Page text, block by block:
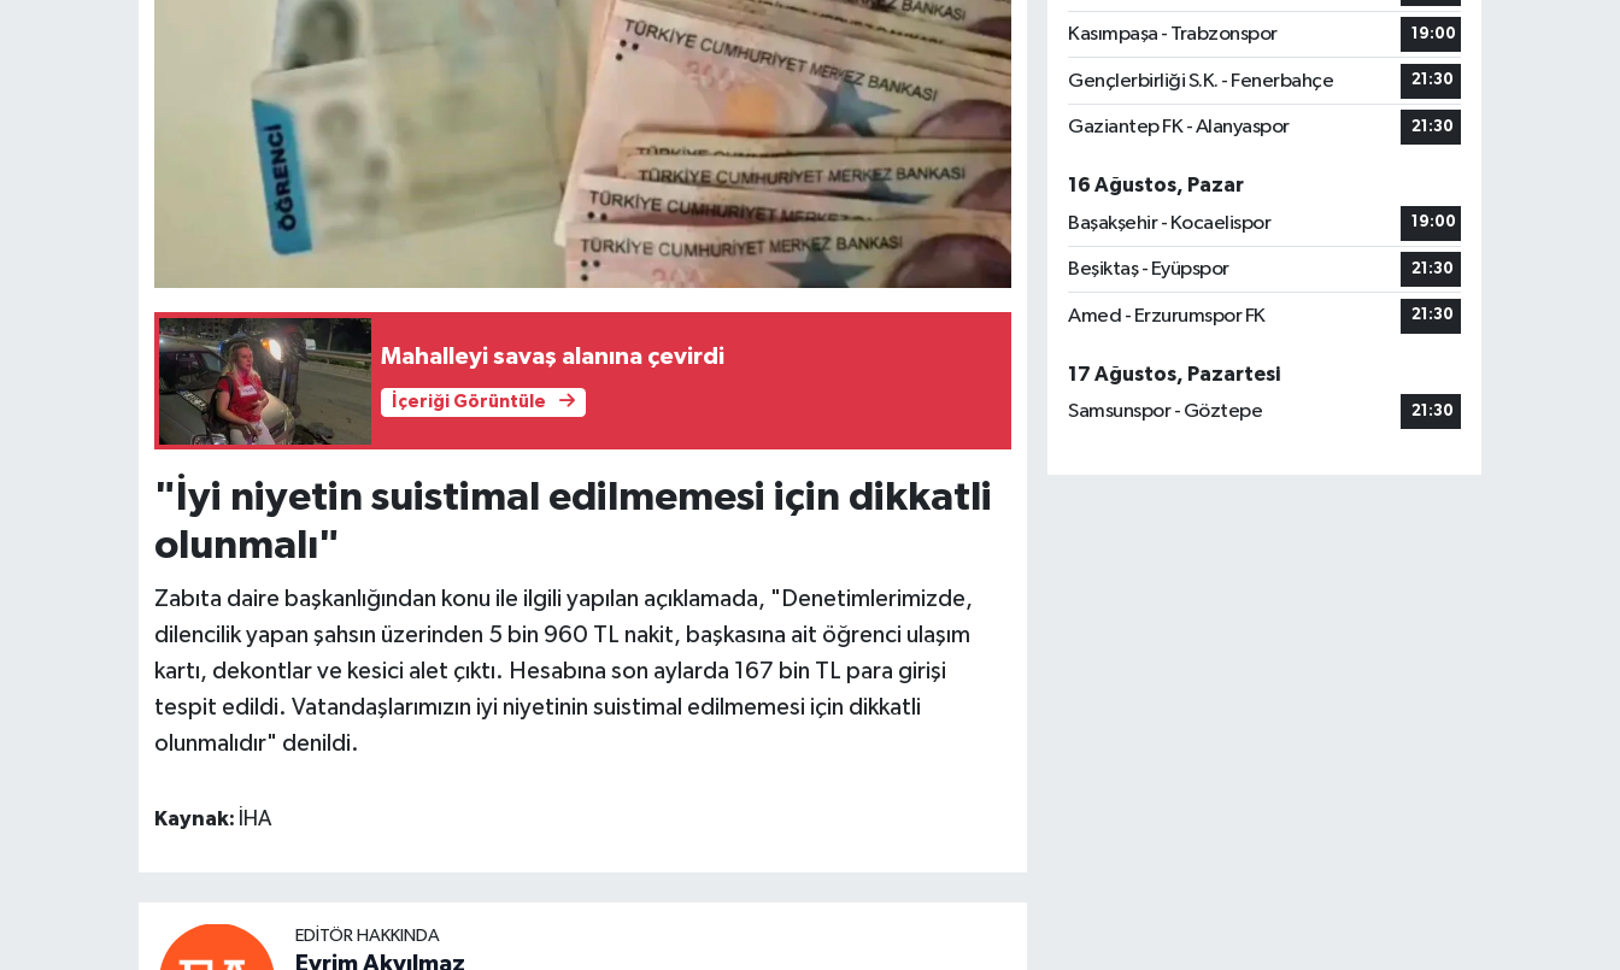
Mahalleyi savaş alanına çevirdi
İçeriği Görüntüle
"İyi niyetin suistimal edilmemesi için dikkatli
olunmalı"
Zabıta daire başkanlığından konu ile ilgili yapılan açıklamada, "Denetimlerimizde,
dilencilik yapan şahsın üzerinden 5 bin 960 TL nakit, başkasına ait öğrenci ulaşım
kartı, dekontlar ve kesici alet çıktı. Hesabına son aylarda 167 bin TL para girişi
tespit edildi. Vatandaşlarımızın iyi niyetinin suistimal edilmemesi için dikkatli
olunmalıdır" denildi.
Kaynak: İHA
EDITÖR HAKKINDA
Evrim Akyılmaz
Kasımpaşa - Trabzonspor 19:00
Gençlerbirliği S.K. - Fenerbahçe 21:30
Gaziantep FK - Alanyaspor 21:30
16 Ağustos, Pazar
Başakşehir - Kocaelispor
19:00
Beşiktaş - Eyüpspor 21:30
Amed - Erzurumspor FK 21:30
17 Ağustos, Pazartesi
Samsunspor - Göztepe
21:30